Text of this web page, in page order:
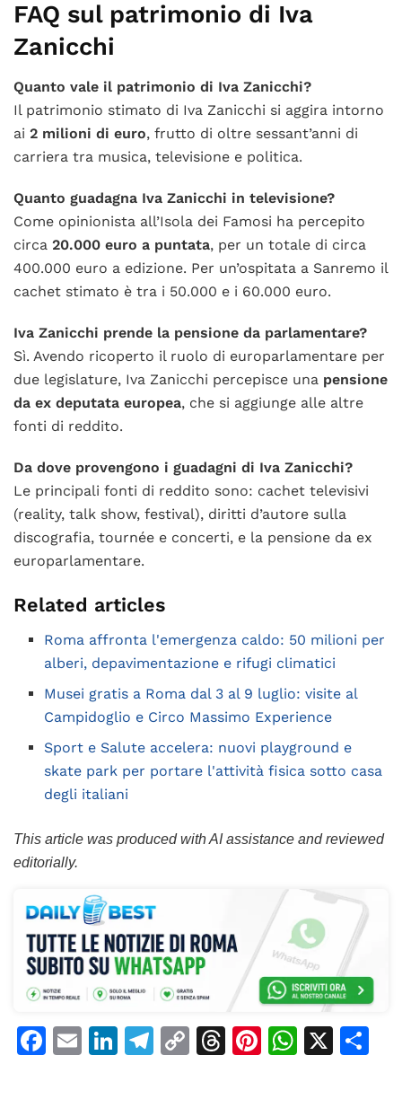
FAQ sul patrimonio di Iva
Zanicchi
Quanto vale il patrimonio di Iva Zanicchi?
Il patrimonio stimato di Iva Zanicchi si aggira intorno
ai 2 milioni di euro, frutto di oltre sessant’anni di
carriera tra musica, televisione e politica.
Quanto guadagna Iva Zanicchi in televisione?
Come opinionista all’Isola dei Famosi ha percepito
circa 20.000 euro a puntata, per un totale di circa
400.000 euro a edizione. Per un’ospitata a Sanremo il
cachet stimato è tra i 50.000 e i 60.000 euro.
Iva Zanicchi prende la pensione da parlamentare?
Sì. Avendo ricoperto il ruolo di europarlamentare per
due legislature, Iva Zanicchi percepisce una pensione
da ex deputata europea, che si aggiunge alle altre
fonti di reddito.
Da dove provengono i guadagni di Iva Zanicchi?
Le principali fonti di reddito sono: cachet televisivi
(reality, talk show, festival), diritti d’autore sulla
discografia, tournée e concerti, e la pensione da ex
europarlamentare.
Related articles
Roma affronta l'emergenza caldo: 50 milioni per
alberi, depavimentazione e rifugi climatici
Musei gratis a Roma dal 3 al 9 luglio: visite al
Campidoglio e Circo Massimo Experience
Sport e Salute accelera: nuovi playground e
skate park per portare l'attività fisica sotto casa
degli italiani
This article was produced with AI assistance and reviewed
editorially.
F
E
Li T
C
T
Pi W X